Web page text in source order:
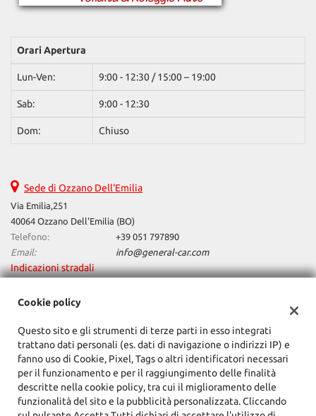
Orari Apertura
Lun-Ven: 9:00 - 12:30 / 15:00 – 19:00
Sab: 9:00 - 12:30
Dom: Chiuso
Sede di Ozzano Dell'Emilia
Via Emilia,251
40064 Ozzano Dell'Emilia (BO)
Telefono:
+39 051 797890
Email:
info@general-car.com
Indicazioni stradali
General Car Srl
Via Emilia,251, Ozzano Dell'Emilia (BO)
C.F/P.IVA:02162701201
Registro delle imprese:BO
Cookie policy
Questo sito e gli strumenti di terze parti in esso integrati
trattano dati personali (es. dati di navigazione o indirizzi IP) e
fanno uso di Cookie, Pixel, Tags o altri identificatori necessari
per il funzionamento e per il raggiungimento delle finalità
descritte nella cookie policy, tra cui il miglioramento delle
funzionalità del sito e la pubblicità personalizzata. Cliccando